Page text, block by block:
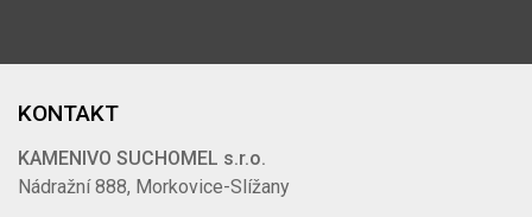
KONTAKT
KAMENIVO SUCHOMEL s.r.o.
Nádražní 888, Morkovice-Slížany